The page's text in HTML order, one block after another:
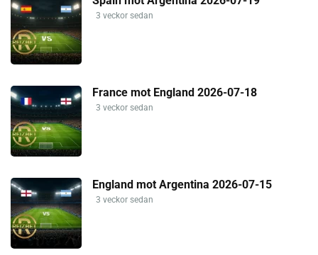
3 veckor sedan
France mot England 2026-07-18
3 veckor sedan
England mot Argentina 2026-07-15
3 veckor sedan